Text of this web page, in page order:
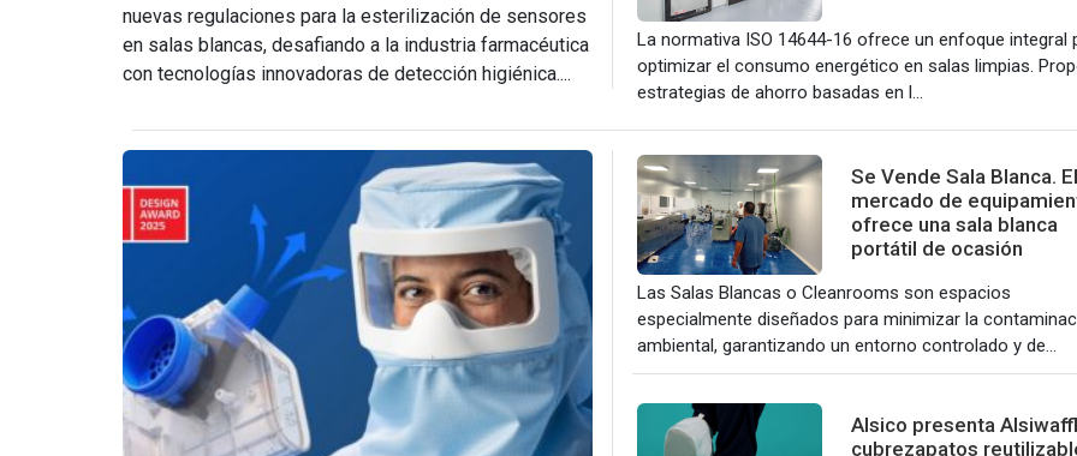
nuevas regulaciones para la esterilización de sensores
en salas blancas, desafiando a la industria farmacéutica
con tecnologías innovadoras de detección higiénica....
La normativa ISO 14644-16 ofrece un enfoque integral
optimizar el consumo energético en salas limpias.
estrategias de ahorro basadas en l...
Se Vende Sala Blanca. El
mercado de
ofrece una sala blanca
portátil de ocasión
Las Salas Blancas o Cleanrooms son espacios
especialmente diseñados para minimizar la
ambiental, garantizando un entorno controlado y de...
Alsico presenta
cubrezapatos